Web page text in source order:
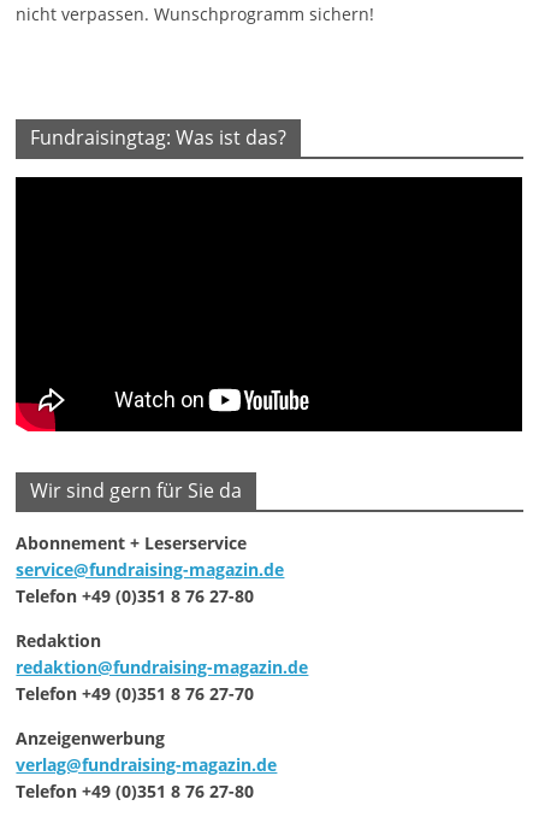
nicht verpassen. Wunschprogramm sichern!
Fundraisingtag: Was ist das?
Wir sind gern für Sie da
Abonnement + Leserservice
service@fundraising-magazin.de
Telefon +49 (0)351 8 76 27-80
Redaktion
redaktion@fundraising-magazin.de
Telefon +49 (0)351 8 76 27-70
Anzeigenwerbung
verlag@fundraising-magazin.de
Telefon +49 (0)351 8 76 27-80